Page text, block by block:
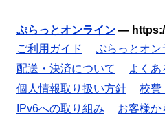
ぷらっとオンライン —
ご利用ガイド
ぷらっとオン
配送・決済について
よくあ
個人情報取り扱い方針
校費
IPv6への取り組み
お客様か